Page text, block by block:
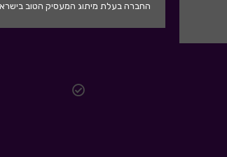
החברה בעלת מיתוג המעסיק הטוב